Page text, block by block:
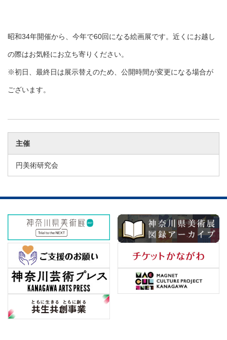
昭和34年開催から、今年で60回になる絵画展です。近くにお越し
の際はお気軽にお立ち寄りください。
※初日、最終日は展示替えのため、公開時間が変更になる場合が
ございます。
主催
円美術研究会